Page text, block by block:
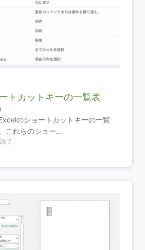
トカットキーの一覧表
のショートカットキーの一覧
これらのショー…
了